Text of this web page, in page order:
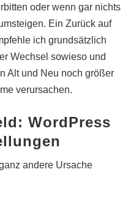
oder wenn gar nichts
Ein Zurück auf
ich grundsätzlich
Wechsel sowieso und
Alt und Neu noch größer
verursachen.
WordPress
andere Ursache